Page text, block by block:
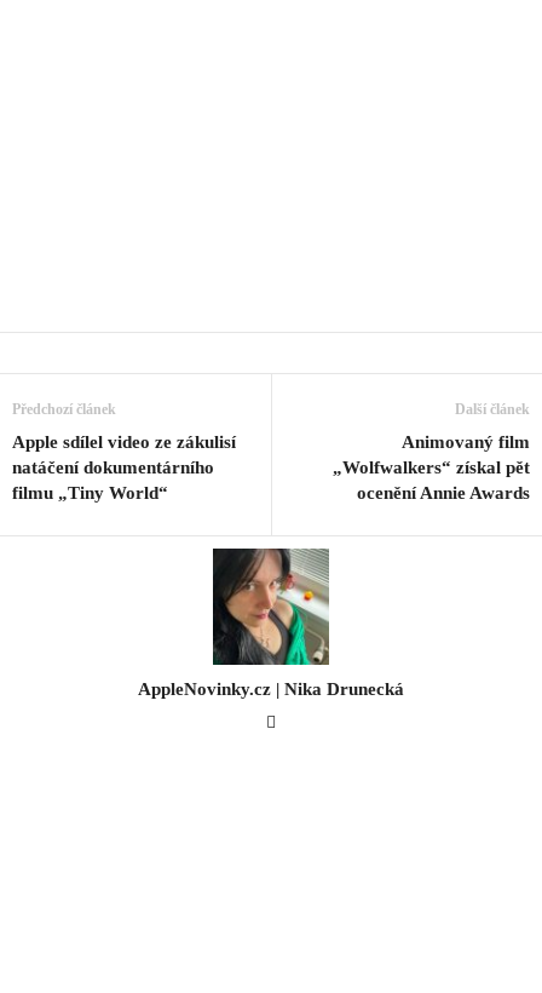
Předchozí článek
Apple sdílel video ze zákulisí
natáčení dokumentárního
filmu „Tiny World“
Další článek
Animovaný film
„Wolfwalkers“ získal pět
ocenění Annie Awards
AppleNovinky.cz | Nika Drunecká